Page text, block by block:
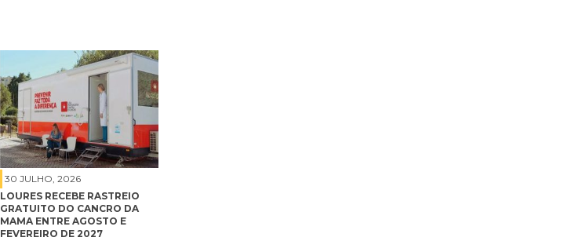
30 JULHO, 2026
LOURES RECEBE RASTREIO
GRATUITO DO CANCRO DA
MAMA ENTRE AGOSTO E
FEVEREIRO DE 2027